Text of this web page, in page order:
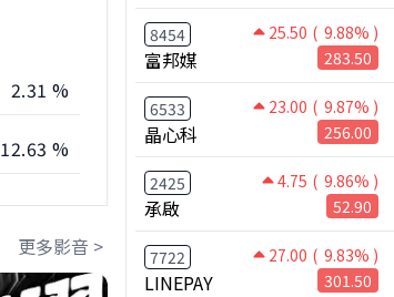
2.31 %
12.63 %
更多影音 >
8454 25.50 ( 9.88% )
富邦媒 283.50
6533 23.00 ( 9.87% )
晶心科 256.00
2425 4.75 ( 9.86% )
承啟 52.90
7722 27.00 ( 9.83% )
LINEPAY 301.50